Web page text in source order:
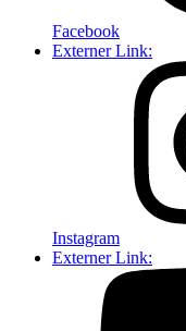
Facebook
Externer Link:
Instagram
Externer Link: